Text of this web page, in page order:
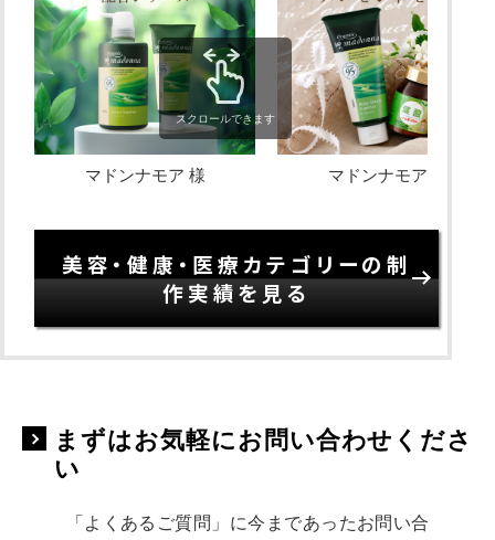
マドンナモア 様 マドンナモア 様
スクロールできます
美容・健康・医療カテゴリーの制
作実績を見る
まずはお気軽にお問い合わせくださ
い
「よくあるご質問」に今まであったお問い合